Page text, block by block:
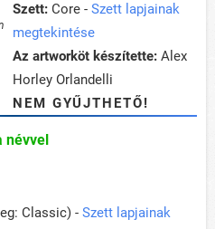
Szett: Core - Szett lapjainak
megtekintése
Az artworköt készítette: Alex
Horley Orlandelli
NEM GYŰJTHETŐ!
névvel
Classic) - Szett lapjainak